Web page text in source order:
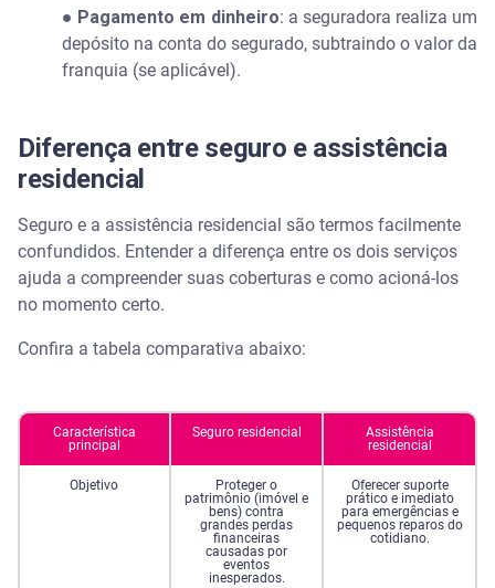
● Pagamento em dinheiro: a seguradora realiza um
depósito na conta do segurado, subtraindo o valor da
franquia (se aplicável).
Diferença entre seguro e assistência
residencial
Seguro e a assistência residencial são termos facilmente
confundidos. Entender a diferença entre os dois serviços
ajuda a compreender suas coberturas e como acioná-los
no momento certo.
Confira a tabela comparativa abaixo:
Característica
principal
Seguro residencial
Assistência
residencial
Objetivo
Proteger o
patrimônio (imóvel e
bens) contra
grandes perdas
financeiras
causadas por
eventos
inesperados.
Oferecer suporte
prático e imediato
para emergências e
pequenos reparos do
cotidiano.